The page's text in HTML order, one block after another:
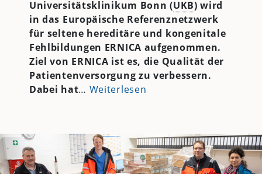
Universitätsklinikum Bonn (UKB) wird
in das Europäische Referenznetzwerk
für seltene hereditäre und kongenitale
Fehlbildungen ERNICA aufgenommen.
Ziel von ERNICA ist es, die Qualität der
Patientenversorgung zu verbessern.
Dabei hat… Weiterlesen